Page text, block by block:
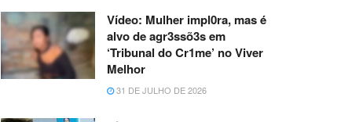
Vídeo: Mulher impl0ra, mas é
alvo de agr3ssõ3s em
‘Tribunal do Cr1me’ no Viver
Melhor
31 DE JULHO DE 2026